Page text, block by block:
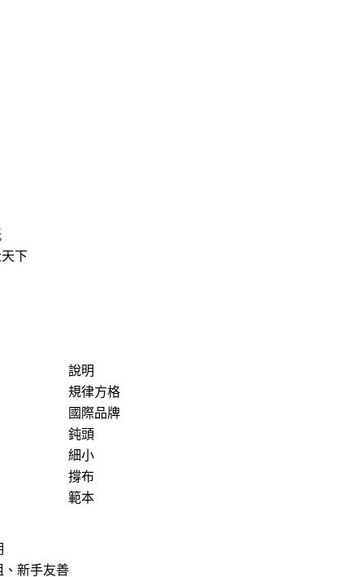
下
說明
規律方格
國際品牌
鈍頭
細小
撐布
範本
、新手友善